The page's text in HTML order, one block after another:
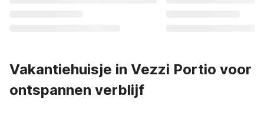
Vakantiehuisje in Vezzi Portio voor
ontspannen verblijf